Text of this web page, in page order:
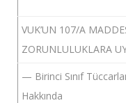
VUK’UN 107/A
ZORUNLULUKLARA
— Birinci Sınıf
Hakkında